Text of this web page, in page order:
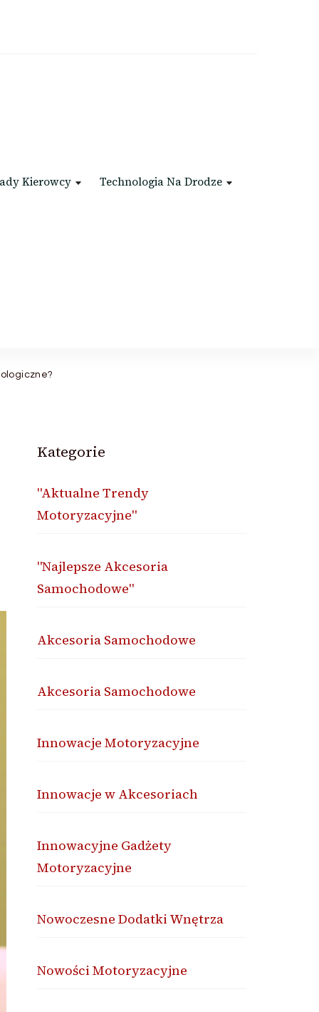
Kierowcy Technologia Na Drodze
Kategorie
"Aktualne Trendy
Motoryzacyjne"
"Najlepsze Akcesoria
Samochodowe"
Akcesoria Samochodowe
Akcesoria Samochodowe
Innowacje Motoryzacyjne
Innowacje w Akcesoriach
Innowacyjne Gadżety
Motoryzacyjne
Nowoczesne Dodatki Wnętrza
Nowości Motoryzacyjne